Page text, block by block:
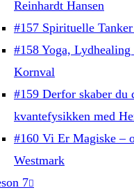
Reinhardt Hansen
#157 Spirituelle
#158 Yoga,
Kornval
#159 Derfor skaber
kvantefysikken med
#160 Vi Er Magiske –
Westmark
7